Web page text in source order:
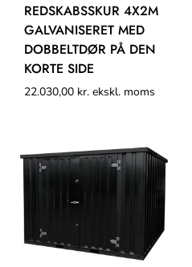
REDSKABSSKUR 4X2M
GALVANISERET MED
DOBBELTDØR PÅ DEN
KORTE SIDE
22.030,00 kr. ekskl. moms